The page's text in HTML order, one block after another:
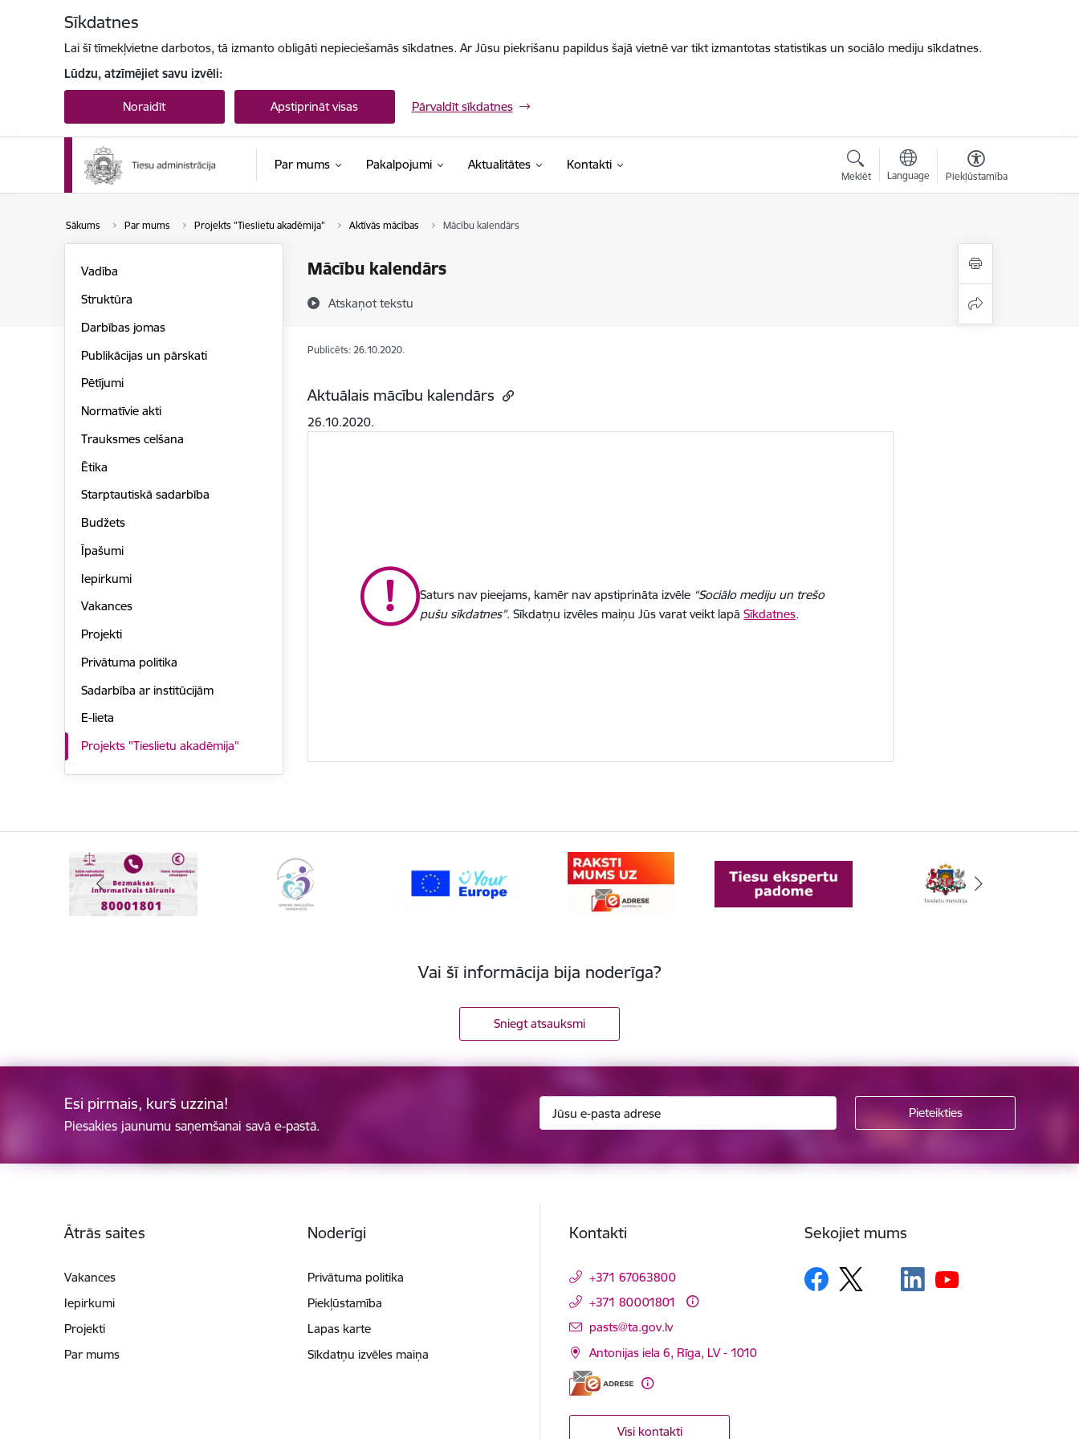
Sīkdatnes
Lai šī tīmekļvietne darbotos, tā izmanto obligāti nepieciešamās sīkdatnes. Ar Jūsu piekrišanu papildus šajā vietnē var tikt izmantotas statistikas un sociālo mediju sīkdatnes.
Lūdzu, atzīmējiet savu izvēli:
Noraidīt Apstiprināt visas Pārvaldīt sīkdatnes
Par mums Pakalpojumi Aktualitātes Kontakti
Meklēt Language Piekļūstamība
Sākums Par mums Projekts "Tieslietu akadēmija" Aktīvās mācības Mācību kalendārs
Mācību kalendārs
Atskaņot tekstu
Vadība
Struktūra
Darbības jomas
Publikācijas un pārskati
Pētījumi
Normatīvie akti
Trauksmes celšana
Ētika
Starptautiskā sadarbība
Budžets
Īpašumi
Iepirkumi
Vakances
Projekti
Privātuma politika
Sadarbība ar institūcijām
E-lieta
Projekts "Tieslietu akadēmija"
Publicēts: 26.10.2020.
Aktuālais mācību kalendārs
26.10.2020.
Saturs nav pieejams, kamēr nav apstiprināta izvēle “Sociālo mediju un trešo
pušu sīkdatnes”. Sīkdatņu izvēles maiņu Jūs varat veikt lapāSīkdatnes.
Vai šī informācija bija noderīga?
Sniegt atsauksmi
Esi pirmais, kurš uzzina!
Piesakies jaunumu saņemšanai savā e-pastā.
Ātrās saites
Vakances
Iepirkumi
Projekti
Par mums
Noderīgi
Privātuma politika
Piekļūstamība
Lapas karte
Sīkdatņu izvēles maiņa
Kontakti
+371 67063800
+371 80001801
E-pasts:
pasts@ta.gov.lv
Antonijas iela 6, Rīga, LV - 1010
Visi kontakti
Sekojiet mums